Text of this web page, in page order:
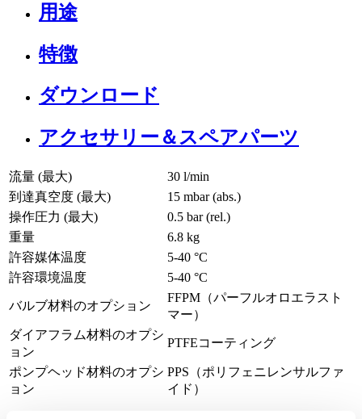
用途
特徴
ダウンロード
アクセサリー＆スペアパーツ
流量 (最大)
30 l/min
到達真空度 (最大)
15 mbar (abs.)
操作圧力 (最大)
0.5 bar (rel.)
重量
6.8 kg
許容媒体温度
5-40 °C
許容環境温度
5-40 °C
バルブ材料のオプション
FFPM（パーフルオロエラスト
マー）
ダイアフラム材料のオプシ
ョン
PTFEコーティング
ポンプヘッド材料のオプシ
ョン
PPS（ポリフェニレンサルファ
イド）